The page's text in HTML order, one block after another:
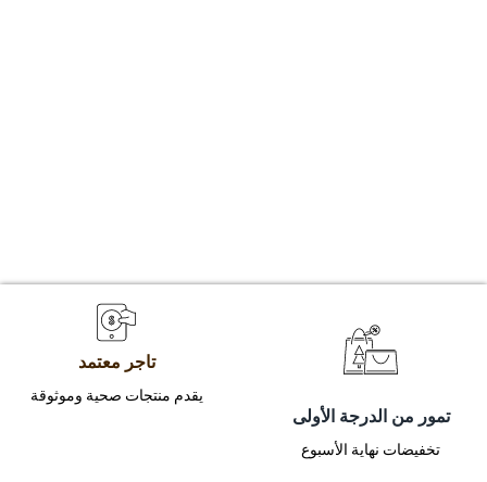
تمور من الدرجة الأولى
تخفيضات نهاية الأسبوع
تاجر معتمد
يقدم منتجات صحية وموثوقة